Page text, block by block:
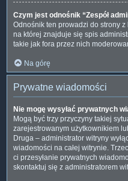
Czym jest odnośnik “Zespół
Odnośnik ten prowadzi do strony
na której znajduje się spis
takie jak fora przez nich
Na górę
Prywatne wiadomości
Nie mogę wysyłać prywatnych
Mogą być trzy przyczyny takiej
zarejestrowanym użytkownikiem
Druga – administrator witryny
wiadomości na całej witrynie.
ci przesyłanie prywatnych
skontaktuj się z administratorem